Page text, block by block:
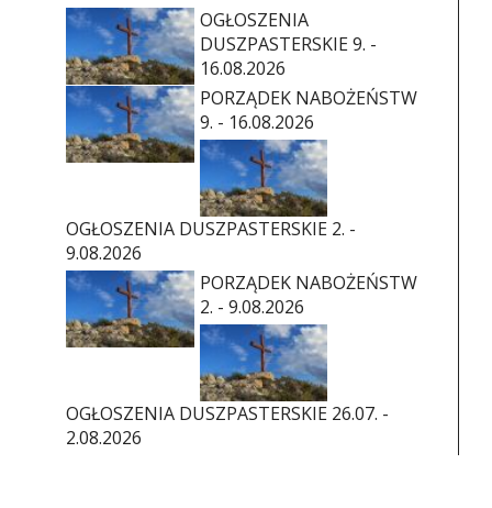
OGŁOSZENIA
DUSZPASTERSKIE 9. -
16.08.2026
PORZĄDEK NABOŻEŃSTW
9. - 16.08.2026
OGŁOSZENIA DUSZPASTERSKIE 2. -
9.08.2026
PORZĄDEK NABOŻEŃSTW
2. - 9.08.2026
OGŁOSZENIA DUSZPASTERSKIE 26.07. -
2.08.2026